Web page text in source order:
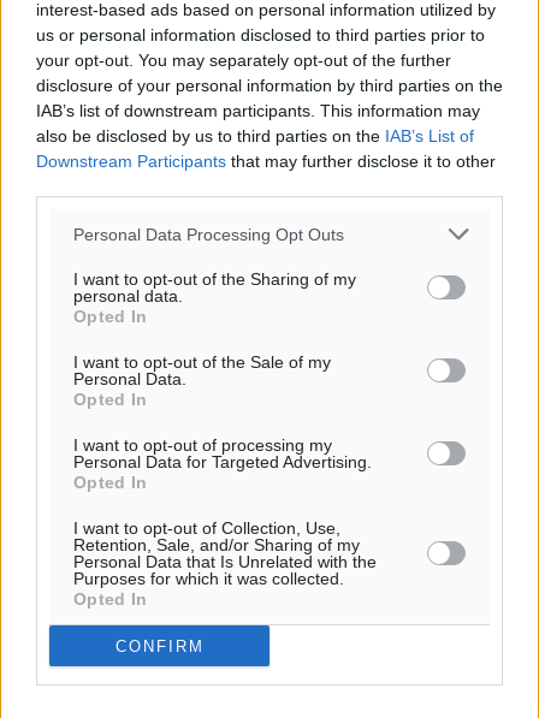
interest-based ads based on personal information utilized by
us or personal information disclosed to third parties prior to
your opt-out. You may separately opt-out of the further
disclosure of your personal information by third parties on the
IAB’s list of downstream participants. This information may
also be disclosed by us to third parties on the IAB’s List of
Downstream Participants that may further disclose it to other
Personal Data Processing Opt Outs
I want to opt-out of the Sharing of my
personal data.
Opted In
I want to opt-out of the Sale of my
Personal Data.
Opted In
I want to opt-out of processing my
Personal Data for Targeted Advertising.
Opted In
I want to opt-out of Collection, Use,
Retention, Sale, and/or Sharing of my
Personal Data that Is Unrelated with the
Purposes for which it was collected.
Opted In
CONFIRM
θαλάσσια περιοχή Κάσου και Καρπάθου
Τοπικές Ειδήσεις
Παρουσίαση βιβλίου του Α. Χατζημιχαήλ – Τιμητική
εκδήλωση για τους αυτοδιοικητικούς της Κω
Πολιτιστικά • πριν 10 ώρες
Εγκρίθηκε η ηλεκτρική διασύνδεση Ρόδου και Κω
μέσω υποβρύχιων καλωδίων με την ηπειρωτική
Τοπικές Ειδήσεις• πριν 11 ώρες